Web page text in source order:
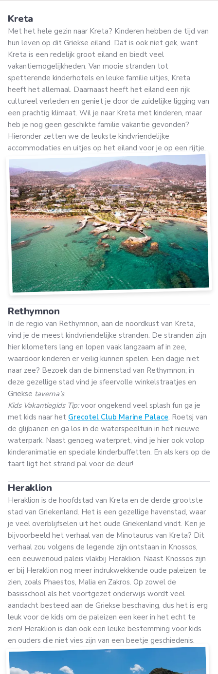
Kreta
Met het hele gezin naar Kreta? Kinderen hebben de tijd van
hun leven op dit Griekse eiland. Dat is ook niet gek, want
Kreta is een redelijk groot eiland en biedt veel
vakantiemogelijkheden. Van mooie stranden tot
spetterende kinderhotels en leuke familie uitjes, Kreta
heeft het allemaal. Daarnaast heeft het eiland een rijk
cultureel verleden en geniet je door de zuidelijke ligging van
een prachtig klimaat. Wil je naar Kreta met kinderen, maar
heb je nog geen geschikte familie vakantie gevonden?
Hieronder zetten we de leukste kindvriendelijke
accommodaties en uitjes op het eiland voor je op een rijtje.
Rethymnon
In de regio van Rethymnon, aan de noordkust van Kreta,
vind je de meest kindvriendelijke stranden. De stranden zijn
hier kilometers lang en lopen vaak langzaam af in zee,
waardoor kinderen er veilig kunnen spelen. Een dagje niet
naar zee? Bezoek dan de binnenstad van Rethymnon; in
deze gezellige stad vind je sfeervolle winkelstraatjes en
Griekse taverna's.
Kids Vakantiegids Tip:voor ongekend veel splash fun ga je
met kids naar het Grecotel Club Marine Palace. Roetsj van
de glijbanen en ga los in de waterspeeltuin in het nieuwe
waterpark. Naast genoeg waterpret, vind je hier ook volop
kinderanimatie en speciale kinderbuffetten. En als kers op de
taart ligt het strand pal voor de deur!
Heraklion
Heraklion is de hoofdstad van Kreta en de derde grootste
stad van Griekenland. Het is een gezellige havenstad, waar
je veel overblijfselen uit het oude Griekenland vindt. Ken je
bijvoorbeeld het verhaal van de Minotaurus van Kreta? Dit
verhaal zou volgens de legende zijn ontstaan in Knossos,
een eeuwenoud paleis vlakbij Heraklion. Naast Knossos zijn
er bij Heraklion nog meer indrukwekkende oude paleizen te
zien, zoals Phaestos, Malia en Zakros. Op zowel de
basisschool als het voortgezet onderwijs wordt veel
aandacht besteed aan de Griekse beschaving, dus het is erg
leuk voor de kids om de paleizen een keer in het echt te
zien! Heraklion is dan ook een leuke bestemming voor kids
en ouders die niet vies zijn van een beetje geschiedenis.